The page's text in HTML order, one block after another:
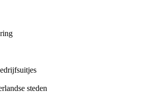
steden